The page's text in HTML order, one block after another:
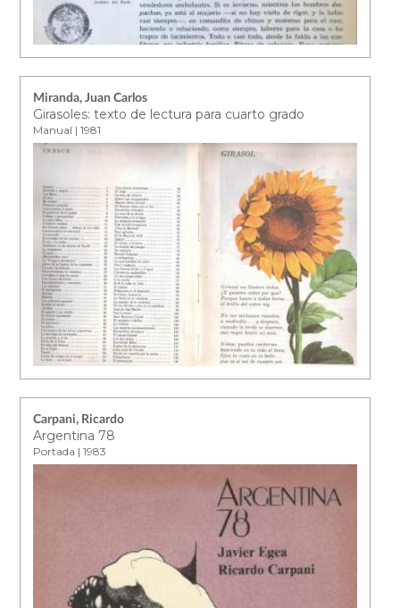
Miranda, Juan Carlos
Girasoles: texto de lectura para cuarto grado
Manual | 1981
Carpani, Ricardo
Argentina 78
Portada | 1983